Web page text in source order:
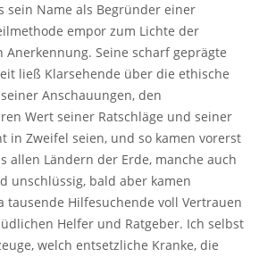
sein Name als Begründer einer
empor zum Lichte der
Anerkennung. Seine scharf geprägte
ließ Klarsehende über die ethische
Anschauungen, den
Wert seiner Ratschläge und seiner
in Zweifel seien, und so kamen vorerst
allen Ländern der Erde, manche auch
unschlüssig, bald aber kamen
tausende Hilfesuchende voll Vertrauen
Helfer und Ratgeber. Ich selbst
welch entsetzliche Kranke, die